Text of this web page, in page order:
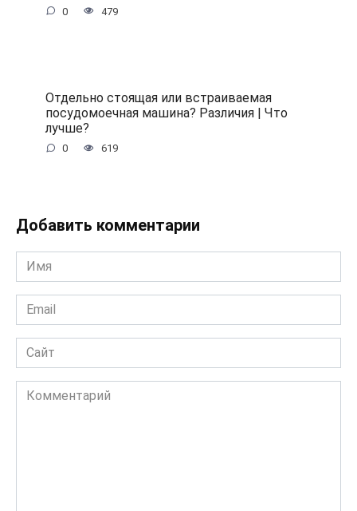
0 479
Отдельно стоящая или встраиваемая
посудомоечная машина? Различия | Что
лучше?
0 619
Добавить комментарии
Имя
*
Email
*
Сайт
Комментарий